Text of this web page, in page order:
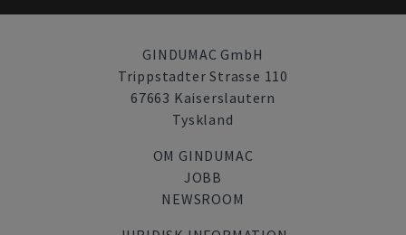
GINDUMAC GmbH
Trippstadter Strasse 110
67663 Kaiserslautern
Tyskland
OM GINDUMAC
JOBB
NEWSROOM